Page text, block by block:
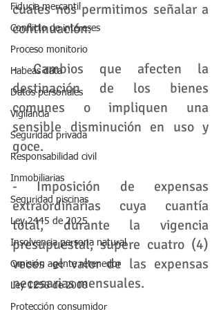
Fiducia mercantil
Conflicto de intereses
Proceso monitorio
Habeas data
Datos personales
Vigilancia
Seguridad privada
Responsabilidad civil
Inmobiliarias
Seguridad piscinas
Ley 2445 de 2025
Insolvencia persona natural
Omisión agente retenedor
Ley 1258 de 2008
Protección consumidor
cuales nos permitimos señalar a
continuación:
- Cambios que afecten la
destinación de los bienes
comunes o impliquen una
sensible disminución en uso y
goce.
- Imposición de expensas
extraordinarias cuya cuantía
total, durante la vigencia
presupuestal, supere cuatro (4)
veces el valor de las expensas
necesarias mensuales.